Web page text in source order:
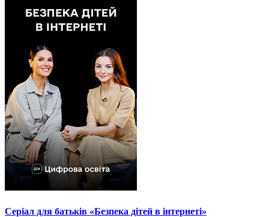
Серіал для батьків «Безпека дітей в інтернеті»